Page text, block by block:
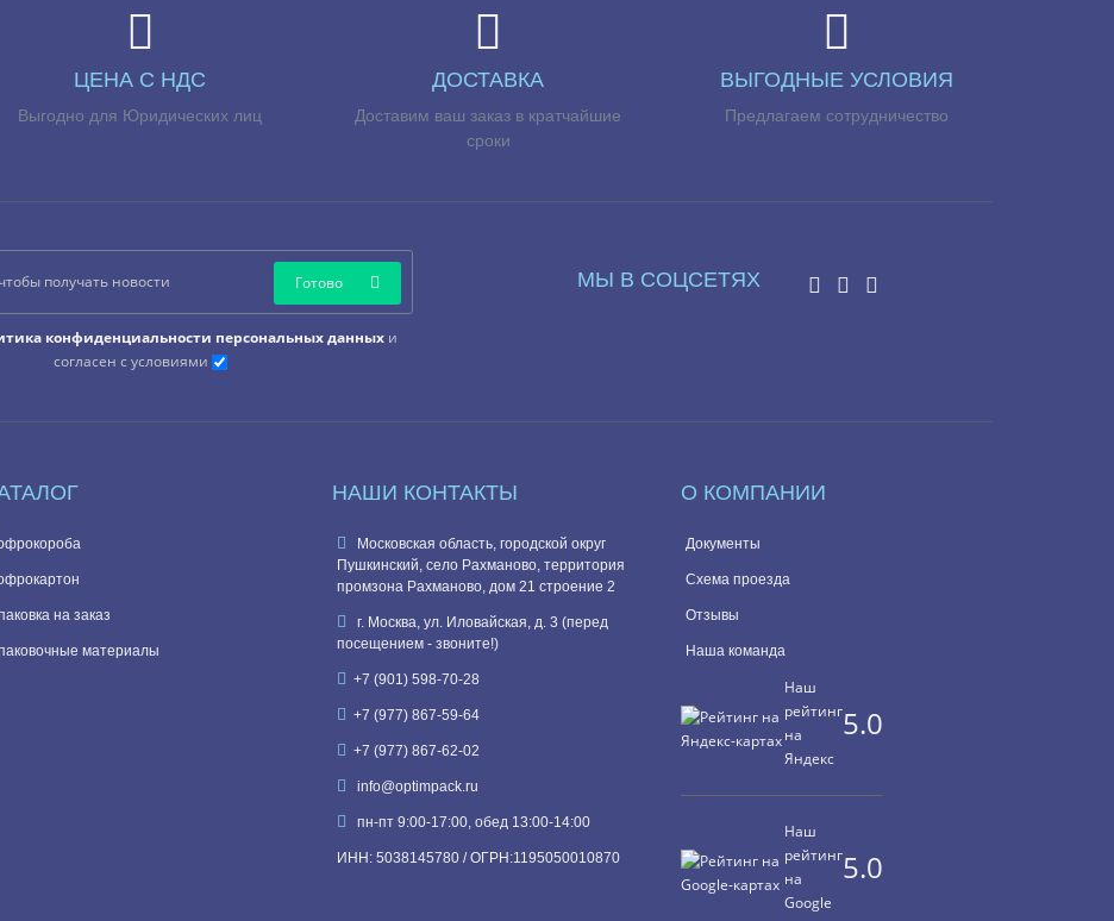
ЦЕНА С НДС
Выгодно для Юридических лиц
ДОСТАВКА
Доставим ваш заказ в кратчайшие
сроки
ВЫГОДНЫЕ УСЛОВИЯ
Предлагаем сотрудничество
конфиденциальности персональных данныхи
согласен с условиями
Готово МЫ В СОЦСЕТЯХ
на заказ
материалы
НАШИ КОНТАКТЫ
Московская область, городской округ
Пушкинский, село Рахманово, территория
промзона Рахманово, дом 21 строение 2
г. Москва, ул. Иловайская, д. 3 (перед
посещением - звоните!)
+7 (901) 598-70-28
+7 (977) 867-59-64
+7 (977) 867-62-02
info@optimpack.ru
пн-пт 9:00-17:00, обед 13:00-14:00
ИНН: 5038145780 / ОГРН:1195050010870
О КОМПАНИИ
Документы
Схема проезда
Отзывы
Наша команда
Наш
рейтинг
на
Яндекс
5.0
Наш
рейтинг
на
Google
5.0